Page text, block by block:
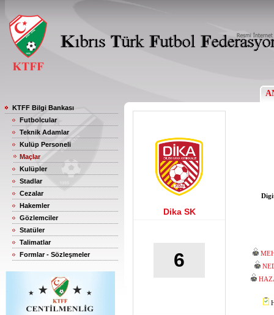
KTFF Bilgi Bankası
Futbolcular
Teknik Adamlar
Kulüp Personeli
Maçlar
Kulüpler
Stadlar
Cezalar
Hakemler
Gözlemciler
Statüler
Talimatlar
Formlar - Sözleşmeler
Dika SK
6